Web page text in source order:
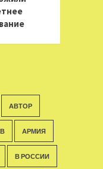
АВТОР
АРМИЯ
В РОССИИ